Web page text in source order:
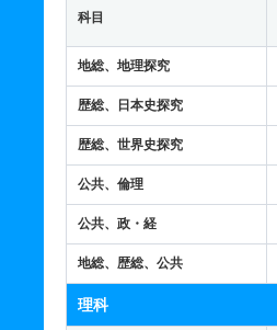
科目
地総、地理探究
歴総、日本史探究
歴総、世界史探究
公共、倫理
公共、政・経
地総、歴総、公共
理科